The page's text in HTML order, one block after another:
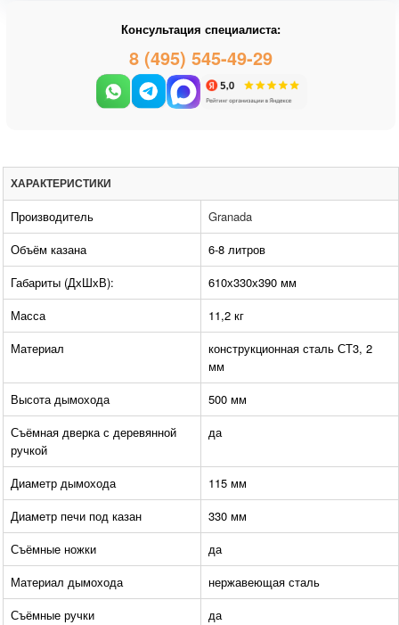
Консультация специалиста:
8 (495) 545-49-29
ХАРАКТЕРИСТИКИ
Производитель
Granada
Объём казана
6-8 литров
Габариты (ДхШхВ):
610х330х390 мм
Масса
11,2 кг
Материал
конструкционная сталь СТ3, 2
мм
Высота дымохода
500 мм
Съёмная дверка с деревянной
ручкой
да
Диаметр дымохода
115 мм
Диаметр печи под казан
330 мм
Съёмные ножки
да
Материал дымохода
нержавеющая сталь
Съёмные ручки
да